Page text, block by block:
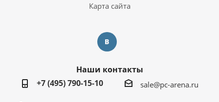
Корпус
SP9 BLACK
Информация о гарантии информацией о
гарантии
Карта сайта
Наши контакты
+7 (495) 790-15-10
sale@pc-arena.ru